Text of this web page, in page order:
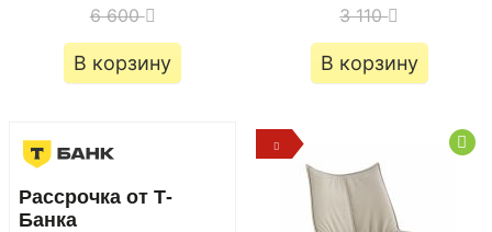
6 600
В корзину
3 110
В корзину
Рассрочка от Т-
Банка